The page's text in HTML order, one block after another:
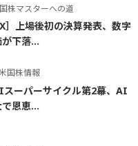
株マスターへの道
］上場後初の決算発表、数字
下落...
国株情報
スーパーサイクル第2幕、AI
恩恵...